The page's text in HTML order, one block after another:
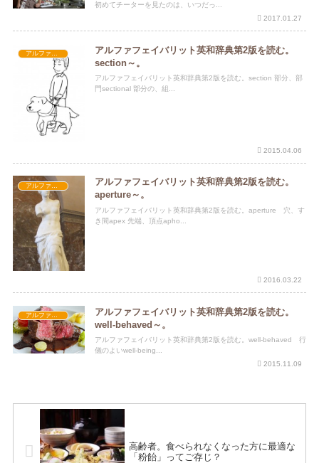
初めてチーターを見たのは、いつだっ...
2017.01.27
アルファフェイバリット英和辞典第2版
アルファフェイバリット英和辞典第2版を読む。
section～。
アルファフェイバリット英和辞典第2版を読む。section 部分、部
門sectional 部分の、組...
2015.04.06
アルファフェイバリット英和辞典第2版を読む。
aperture～。
アルファフェイバリット英和辞典第2版を読む。aperture 穴、す
き間apex 先端、頂点apho...
2016.03.22
アルファフェイバリット英和辞典第2版
アルファフェイバリット英和辞典第2版を読む。
well-behaved～。
アルファフェイバリット英和辞典第2版を読む。well-behaved 行
儀のよいwell-being...
2015.11.09
高齢者。食べられなくなった方に最適な
「粉飴」ってご存じ？